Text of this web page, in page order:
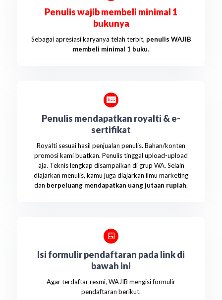
Penulis wajib membeli minimal 1
bukunya
Sebagai apresiasi karyanya telah terbit, penulis WAJIB
membeli minimal 1 buku.
Penulis mendapatkan royalti & e-
sertifikat
Royalti sesuai hasil penjualan penulis. Bahan/konten
promosi kami buatkan. Penulis tinggal upload-upload
aja. Teknis lengkap disampaikan di grup WA. Selain
diajarkan menulis, kamu juga diajarkan ilmu marketing
dan berpeluang mendapatkan uang jutaan rupiah.
Isi formulir pendaftaran pada link di
bawah ini
Agar terdaftar resmi, WAJIB mengisi formulir
pendaftaran berikut.